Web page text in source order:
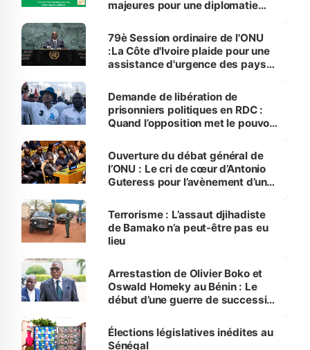
majeures pour une diplomatie
79è Session ordinaire de l'ONU
:La Côte d'Ivoire plaide pour une
assistance d'urgence des pays
Demande de libération de
prisonniers politiques en RDC :
Quand l’opposition met le pouvoir
Ouverture du débat général de
l’ONU : Le cri de cœur d’Antonio
Guteress pour l’avènement d’un
Terrorisme : L’assaut djihadiste
de Bamako n’a peut-être pas eu
lieu
Arrestastion de Olivier Boko et
Oswald Homeky au Bénin : Le
début d’une guerre de succession
Élections législatives inédites au
Sénégal